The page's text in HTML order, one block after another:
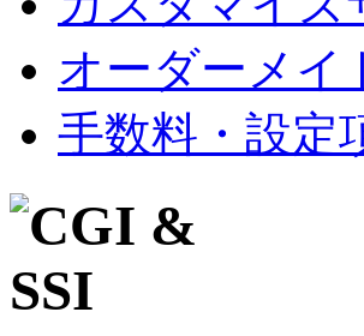
オーダーメイ
手数料・設定